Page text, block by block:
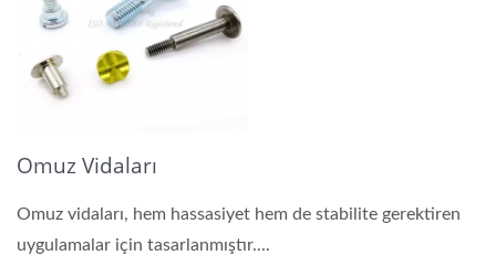
Omuz Vidaları
Omuz vidaları, hem hassasiyet hem de stabilite gerektiren
uygulamalar için tasarlanmıştır....